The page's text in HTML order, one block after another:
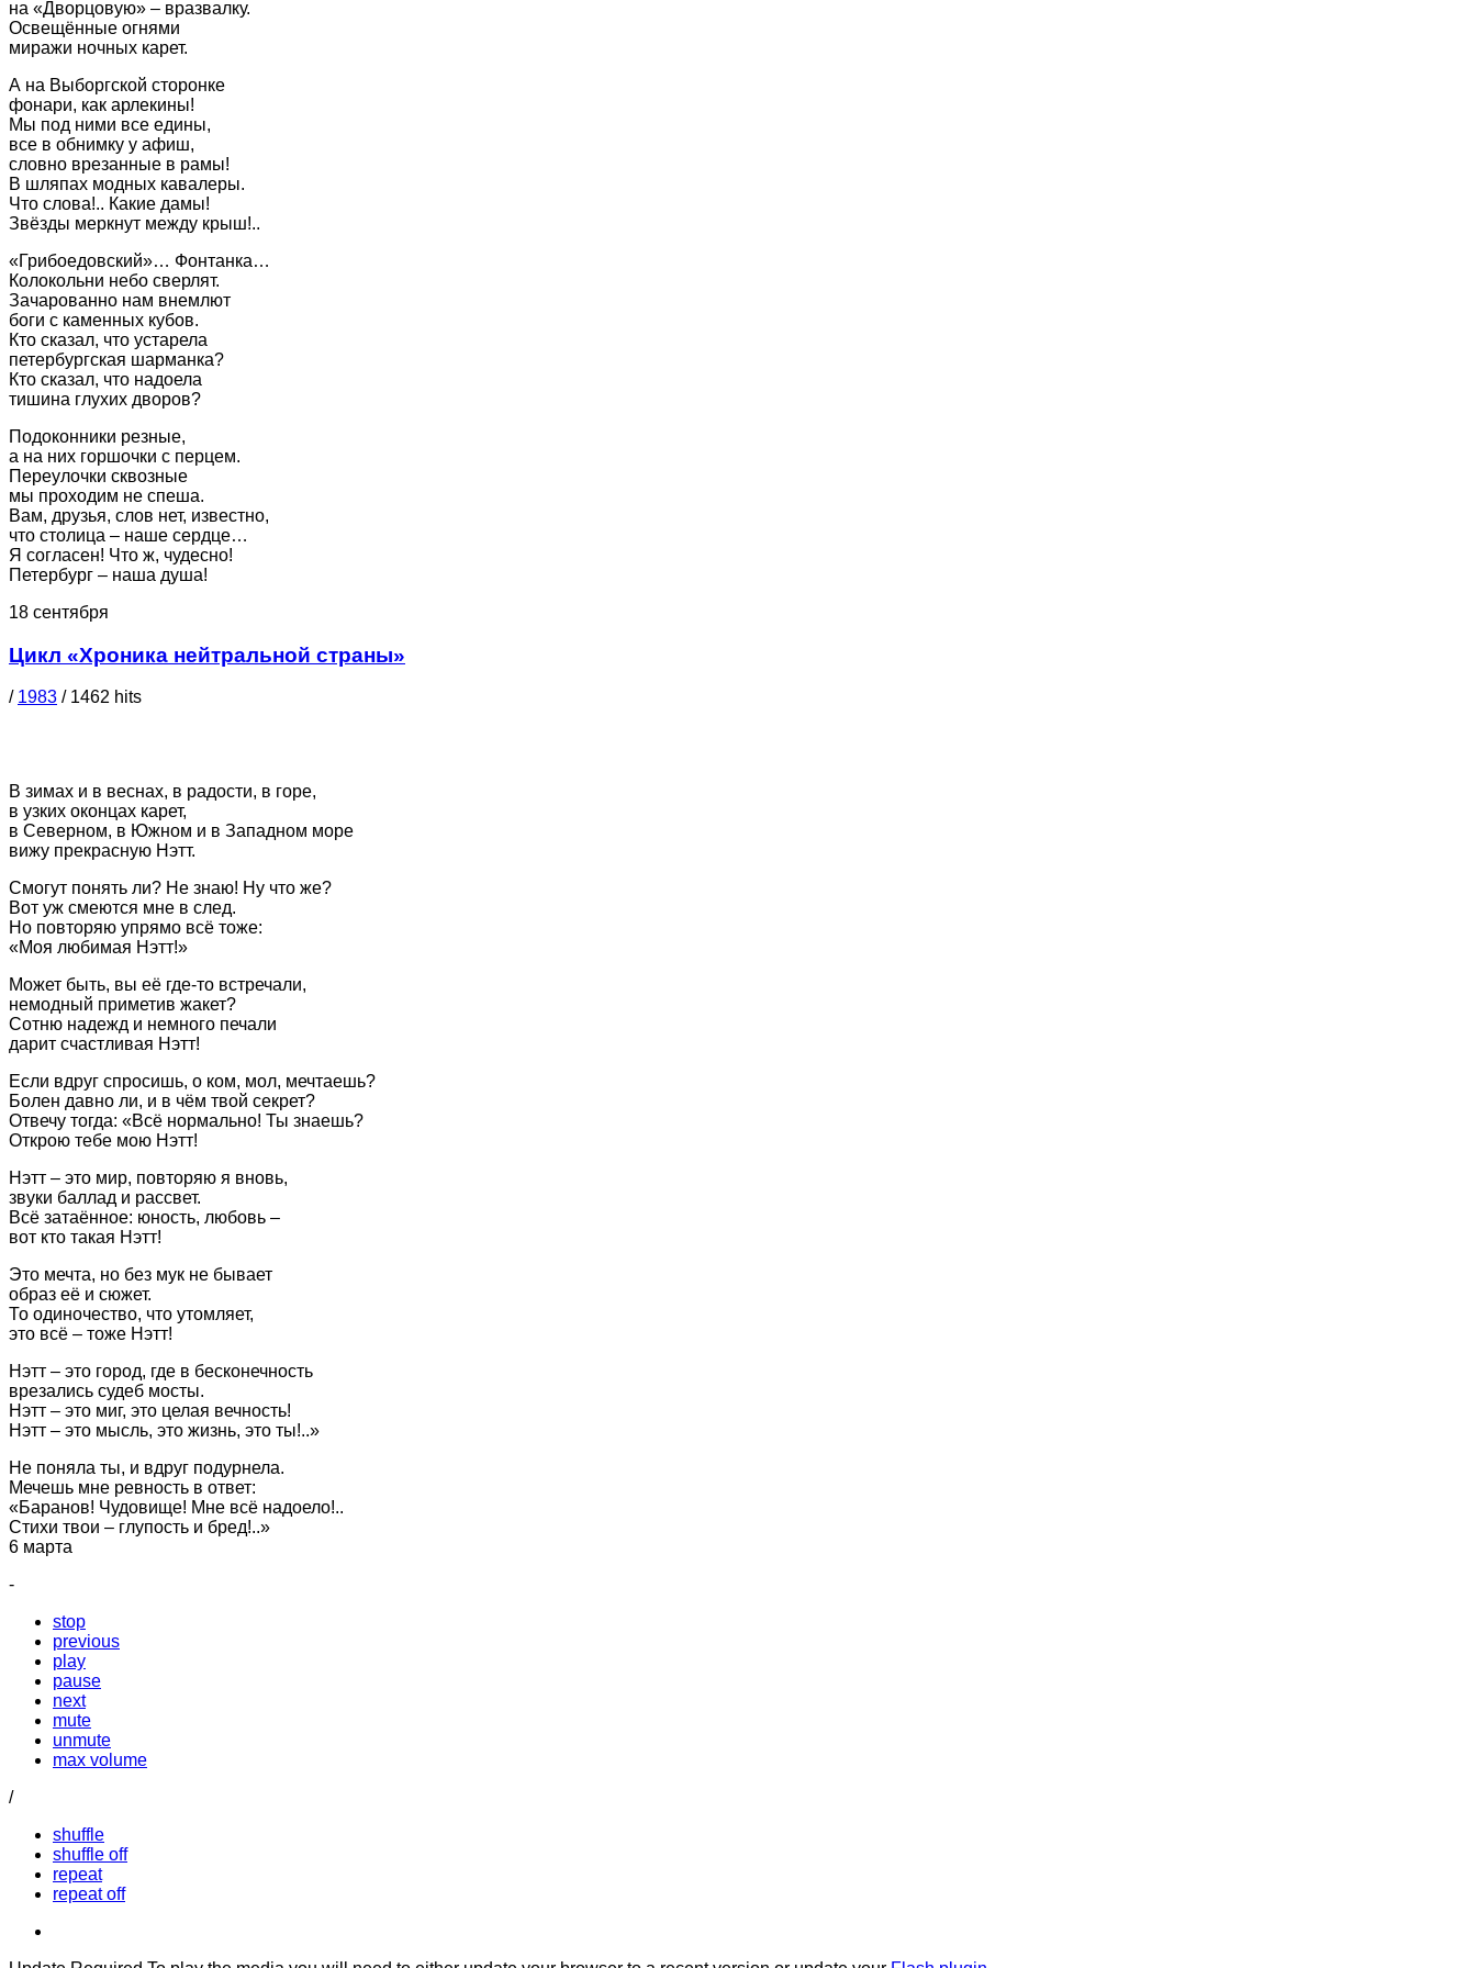
на «Дворцовую» – вразвалку.
Освещённые огнями
миражи ночных карет.
А на Выборгской сторонке
фонари, как арлекины!
Мы под ними все едины,
все в обнимку у афиш,
словно врезанные в рамы!
В шляпах модных кавалеры.
Что слова!.. Какие дамы!
Звёзды меркнут между крыш!..
«Грибоедовский»… Фонтанка…
Колокольни небо сверлят.
Зачарованно нам внемлют
боги с каменных кубов.
Кто сказал, что устарела
петербургская шарманка?
Кто сказал, что надоела
тишина глухих дворов?
Подоконники резные,
а на них горшочки с перцем.
Переулочки сквозные
мы проходим не спеша.
Вам, друзья, слов нет, известно,
что столица – наше сердце…
Я согласен! Что ж, чудесно!
Петербург – наша душа!
18 сентября
Цикл «Хроника нейтральной страны»
/ 1983 / 1462 hits
В зимах и в веснах, в радости, в горе,
в узких оконцах карет,
в Северном, в Южном и в Западном море
вижу прекрасную Нэтт.
Смогут понять ли? Не знаю! Ну что же?
Вот уж смеются мне в след.
Но повторяю упрямо всё тоже:
«Моя любимая Нэтт!»
Может быть, вы её где-то встречали,
немодный приметив жакет?
Сотню надежд и немного печали
дарит счастливая Нэтт!
Если вдруг спросишь, о ком, мол, мечтаешь?
Болен давно ли, и в чём твой секрет?
Отвечу тогда: «Всё нормально! Ты знаешь?
Открою тебе мою Нэтт!
Нэтт – это мир, повторяю я вновь,
звуки баллад и рассвет.
Всё затаённое: юность, любовь –
вот кто такая Нэтт!
Это мечта, но без мук не бывает
образ её и сюжет.
То одиночество, что утомляет,
это всё – тоже Нэтт!
Нэтт – это город, где в бесконечность
врезались судеб мосты.
Нэтт – это миг, это целая вечность!
Нэтт – это мысль, это жизнь, это ты!..»
Не поняла ты, и вдруг подурнела.
Мечешь мне ревность в ответ:
«Баранов! Чудовище! Мне всё надоело!..
Стихи твои – глупость и бред!..»
6 марта
-
stop
previous
play
pause
next
mute
unmute
max volume
/
shuffle
shuffle off
repeat
repeat off